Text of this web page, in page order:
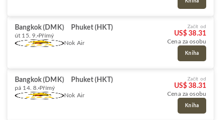
Kniha
Bangkok (DMK) Phuket (HKT)
út 15. 9. Přímý
Nok Air
Začít od
US$ 38.31
Cena za osobu
Kniha
Bangkok (DMK) Phuket (HKT)
pá 14. 8. Přímý
Nok Air
Začít od
US$ 38.31
Cena za osobu
Kniha